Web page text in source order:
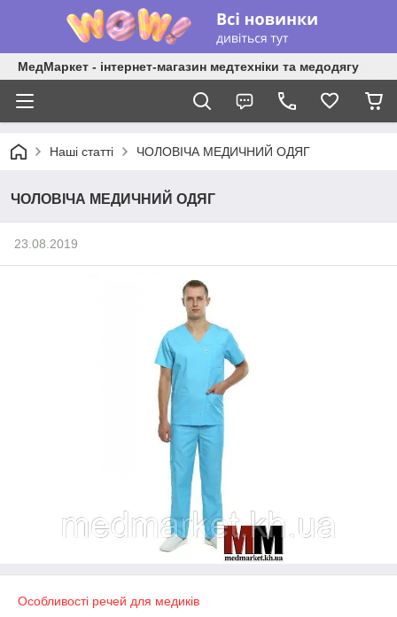
МедМаркет - інтернет-магазин медтехніки та медодягу
Наші статті ЧОЛОВІЧА МЕДИЧНИЙ ОДЯГ
ЧОЛОВІЧА МЕДИЧНИЙ ОДЯГ
23.08.2019
Особливості речей для медиків